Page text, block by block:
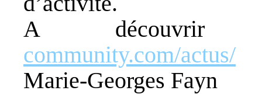
A
community.com/actus/
Marie-Georges Fayn